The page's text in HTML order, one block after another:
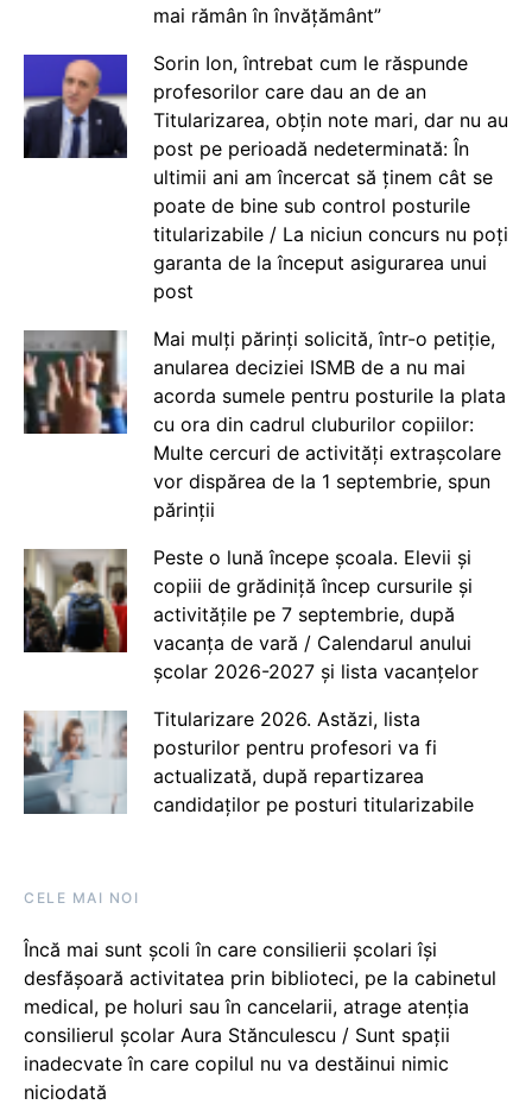
mai rămân în învățământ”
Sorin Ion, întrebat cum le răspunde
profesorilor care dau an de an
Titularizarea, obțin note mari, dar nu au
post pe perioadă nedeterminată: În
ultimii ani am încercat să ținem cât se
poate de bine sub control posturile
titularizabile / La niciun concurs nu poți
garanta de la început asigurarea unui
post
Mai mulți părinți solicită, într-o petiție,
anularea deciziei ISMB de a nu mai
acorda sumele pentru posturile la plata
cu ora din cadrul cluburilor copiilor:
Multe cercuri de activități extrașcolare
vor dispărea de la 1 septembrie, spun
părinții
Peste o lună începe școala. Elevii și
copiii de grădiniță încep cursurile și
activitățile pe 7 septembrie, după
vacanța de vară / Calendarul anului
școlar 2026-2027 și lista vacanțelor
Titularizare 2026. Astăzi, lista
posturilor pentru profesori va fi
actualizată, după repartizarea
candidaților pe posturi titularizabile
CELE MAI NOI
Încă mai sunt școli în care consilierii școlari își
desfășoară activitatea prin biblioteci, pe la cabinetul
medical, pe holuri sau în cancelarii, atrage atenția
consilierul școlar Aura Stănculescu / Sunt spații
inadecvate în care copilul nu va destăinui nimic
niciodată